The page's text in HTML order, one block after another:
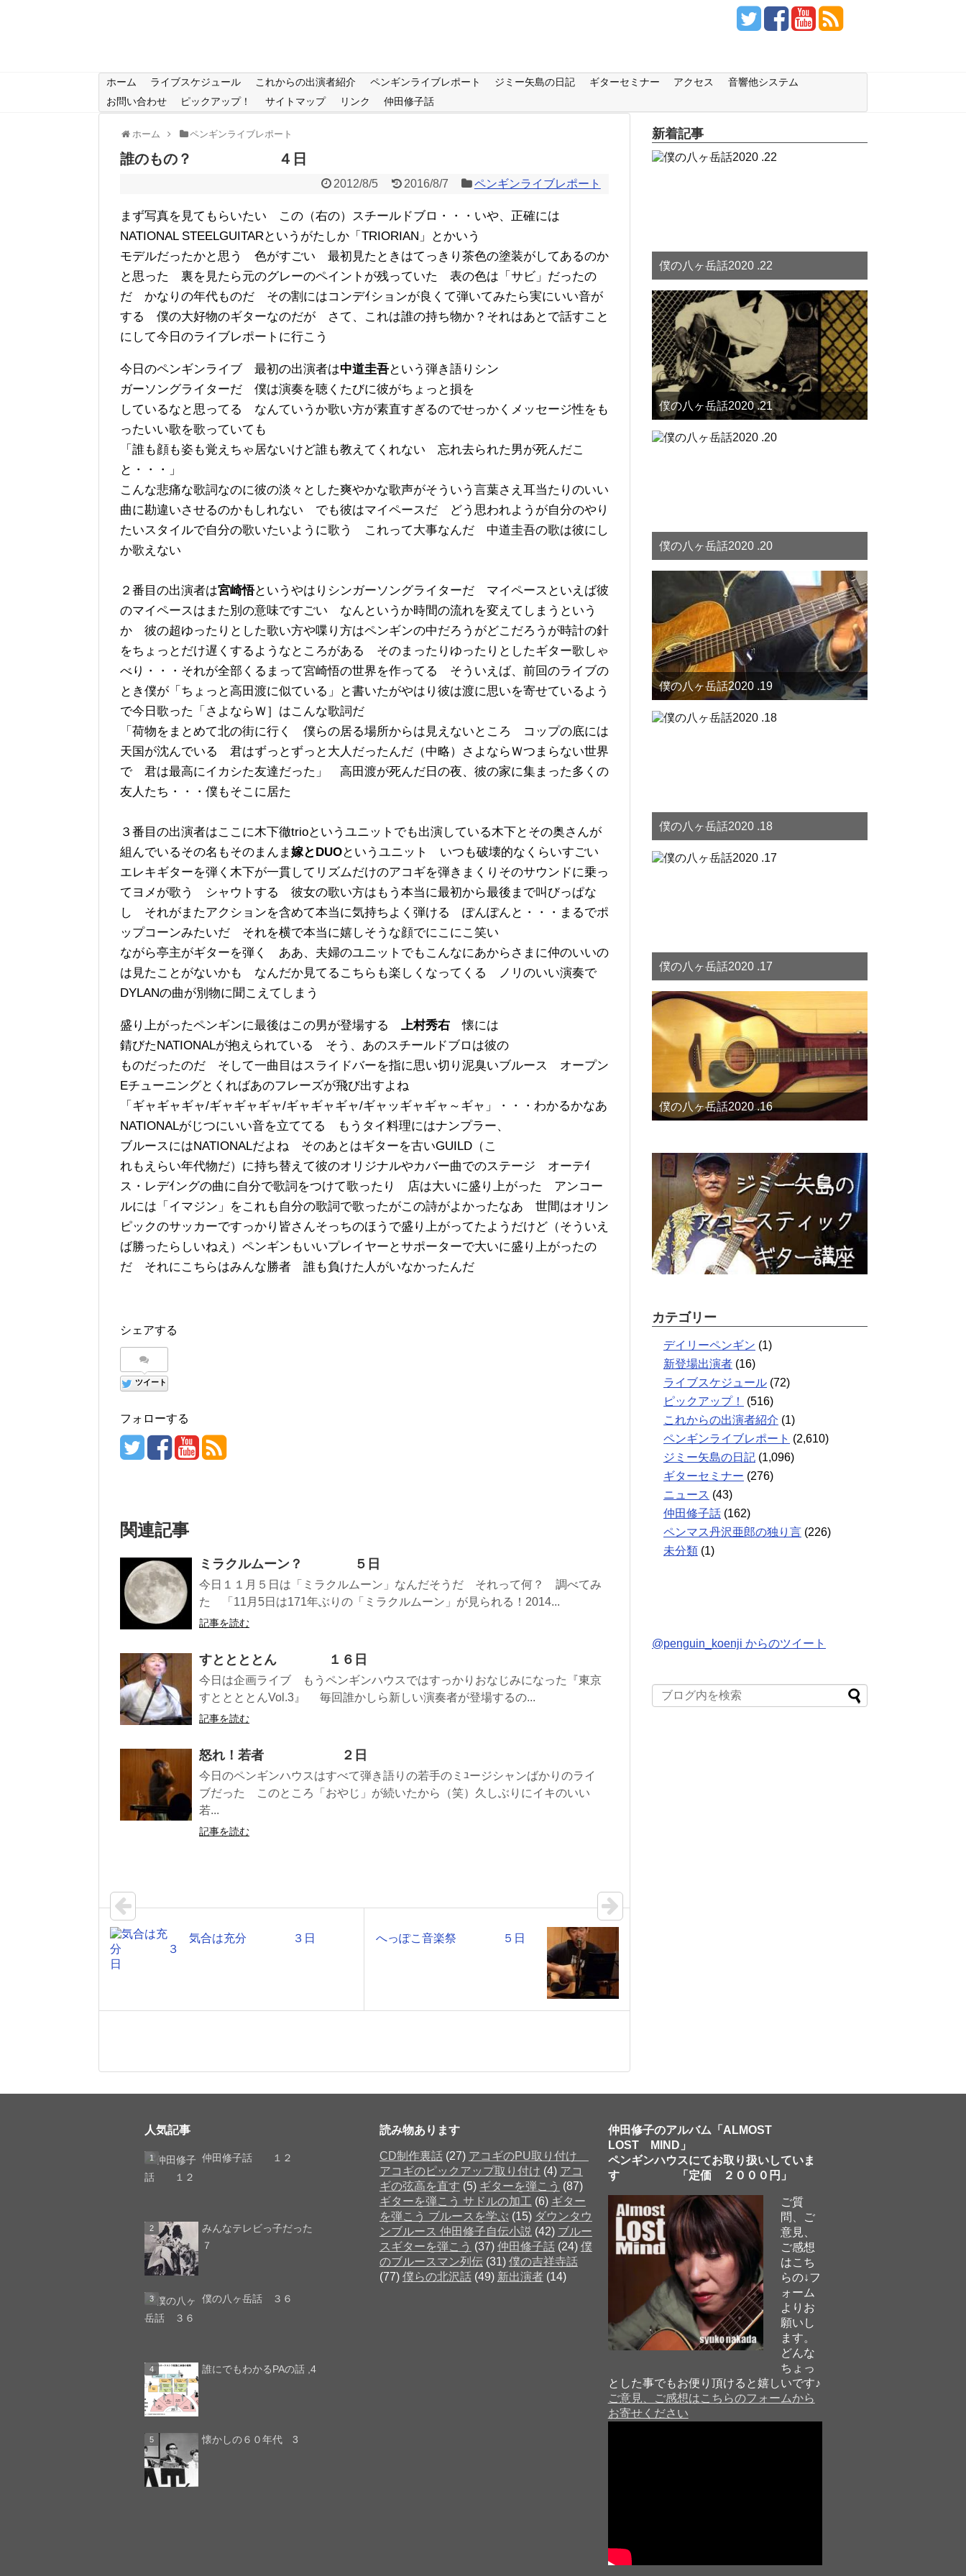
ホーム ライブスケジュール これからの出演者紹介 ペンギンライブレポート ジミー矢島の日記 ギターセミナー アクセス
音響他システム
お問い合わせ
ピックアップ！ サイトマップ リンク 仲田修子話
ホーム ペンギンライブレポート
誰のもの？ ４日
2012/8/5 2016/8/7 ペンギンライブレポート
まず写真を見てもらいたい この（右の）スチールドブロ・・・いや、正確には
NATIONAL STEELGUITARというがたしか「TRIORIAN」とかいう
モデルだったかと思う 色がすごい 最初見たときはてっきり茶色の塗装がしてあるのか
と思った 裏を見たら元のグレーのペイントが残っていた 表の色は「サビ」だったの
だ かなりの年代ものだ その割にはコンデｲションが良くて弾いてみたら実にいい音が
する 僕の大好物のギターなのだが さて、これは誰の持ち物か？それはあとで話すこと
にして今日のライブレポートに行こう
今日のペンギンライブ 最初の出演者は中道圭吾という弾き語りシン
ガーソングライターだ 僕は演奏を聴くたびに彼がちょっと損を
しているなと思ってる なんていうか歌い方が素直すぎるのでせっかくメッセージ性をも
ったいい歌を歌っていても
「誰も顔も姿も覚えちゃ居ないけど誰も教えてくれない 忘れ去られた男が死んだこ
と・・・」
こんな悲痛な歌詞なのに彼の淡々とした爽やかな歌声がそういう言葉さえ耳当たりのいい
曲に勘違いさせるのかもしれない でも彼はマイペースだ どう思われようが自分のやり
たいスタイルで自分の歌いたいように歌う これって大事なんだ 中道圭吾の歌は彼にし
か歌えない
２番目の出演者は宮崎悟というやはりシンガーソングライターだ マイペースといえば彼
のマイペースはまた別の意味ですごい なんというか時間の流れを変えてしまうという
か 彼の超ゆったりとした歌い方や喋り方はペンギンの中だろうがどこだろうが時計の針
をちょっとだけ遅くするようなところがある そのまったりゆったりとしたギター歌しゃ
べり・・・それが全部くるまって宮崎悟の世界を作ってる そういえば、前回のライブの
とき僕が「ちょっと高田渡に似ている」と書いたがやはり彼は渡に思いを寄せているよう
で今日歌った「さよならＷ］はこんな歌詞だ
「荷物をまとめて北の街に行く 僕らの居る場所からは見えないところ コップの底には
天国が沈んでいる 君はずっとずっと大人だったんだ（中略）さよならＷつまらない世界
で 君は最高にイカシた友達だった」 高田渡が死んだ日の夜、彼の家に集まった多くの
友人たち・・・僕もそこに居た
３番目の出演者はここに木下徹trioというユニットでも出演している木下とその奥さんが
組んでいるその名もそのまんま 嫁とDUOというユニット いつも破壊的なくらいすごい
エレキギターを弾く木下が一貫してリズムだけのアコギを弾きまくりそのサウンドに乗っ
てヨメが歌う シャウトする 彼女の歌い方はもう本当に最初から最後まで叫びっぱな
し それがまたアクションを含めて本当に気持ちよく弾ける ぽんぽんと・・・まるでポ
ップコーンみたいだ それを横で本当に嬉しそうな顔でにこにこ笑い
ながら亭主がギターを弾く ああ、夫婦のユニットでもこんなにあからさまに仲のいいの
は見たことがないかも なんだか見てるこちらも楽しくなってくる ノリのいい演奏で
DYLANの曲が別物に聞こえてしまう
盛り上がったペンギンに最後はこの男が登場する 上村秀右 懐には
錆びたNATIONALが抱えられている そう、あのスチールドブロは彼の
ものだったのだ そして一曲目はスライドバーを指に思い切り泥臭いブルース オープン
Eチューニングとくればあのフレーズが飛び出すよね
「ギャギャギャ/ギャギャギャ/ギャギャギャ/ギャッギャギャ～ギャ」・・・わかるかなあ
NATIONALがじつにいい音を立ててる もうタイ料理にはナンプラー、
ブルースにはNATIONALだよね そのあとはギターを古いGUILD（こ
れもえらい年代物だ）に持ち替えて彼のオリジナルやカバー曲でのステージ オーテｲ
ス・レデｲングの曲に自分で歌詞をつけて歌ったり 店は大いに盛り上がった アンコー
ルには「イマジン」をこれも自分の歌詞で歌ったがこの詩がよかったなあ 世間はオリン
ピックのサッカーですっかり皆さんそっちのほうで盛り上がってたようだけど（そういえ
ば勝ったらしいねえ）ペンギンもいいプレイヤーとサポーターで大いに盛り上がったの
だ それにこちらはみんな勝者 誰も負けた人がいなかったんだ
シェアする
ツイート
フォローする
関連記事
ミラクルムーン？ ５日
今日１１月５日は「ミラクルムーン」なんだそうだ それって何？ 調べてみ
た 「11月5日は171年ぶりの「ミラクルムーン」が見られる！2014...
記事を読む
すととととん １６日
今日は企画ライブ もうペンギンハウスではすっかりおなじみになった『東京
すととととんVol.3』 毎回誰かしら新しい演奏者が登場するの...
記事を読む
怒れ！若者 ２日
今日のペンギンハウスはすべて弾き語りの若手のミﾕージシャンばかりのライ
ブだった このところ「おやじ」が続いたから（笑）久しぶりにイキのいい
若...
記事を読む
気合は充分 ３日 へっぽこ音楽祭 ５日
新着記事
僕の八ヶ岳話2020 .22
僕の八ヶ岳話2020 .21
僕の八ヶ岳話2020 .20
僕の八ヶ岳話2020 .19
僕の八ヶ岳話2020 .18
僕の八ヶ岳話2020 .17
僕の八ヶ岳話2020 .16
カテゴリー
デイリーペンギン (1)
新登場出演者 (16)
ライブスケジュール (72)
ピックアップ！
(516)
これからの出演者紹介 (1)
ペンギンライブレポート (2,610)
ジミー矢島の日記 (1,096)
ギターセミナー (276)
ニュース (43)
仲田修子話 (162)
ペンマス丹沢亜郎の独り言 (226)
未分類 (1)
@penguin_koenji からのツイート
人気記事
仲田修子話 １２
みんなテレビっ子だった
７
僕の八ヶ岳話 ３６
誰にでもわかるPAの話 ,4
懐かしの６０年代 3
読み物あります
CD制作裏話(27) アコギのPU取り付け
アコギのピックアップ取り付け (4) アコ
ギの弦高を直す (5) ギターを弾こう (87)
ギターを弾こう サドルの加工 (6) ギター
を弾こう ブルースを学ぶ (15) ダウンタウ
ンブルース 仲田修子自伝小説 (42) ブルー
スギターを弾こう (37) 仲田修子話(24) 僕
のブルースマン列伝(31) 僕の吉祥寺話
(77) 僕らの北沢話(49) 新出演者(14)
仲田修子のアルバム「ALMOST
LOST MIND」
ペンギンハウスにてお取り扱いしていま
す 「定価 ２０００円」
ご質
問、ご
意見、
ご感想
はこち
らの↓フ
ォーム
よりお
願いし
ます。
どんな
ちょっ
とした事でもお便り頂けると嬉しいです♪
ご意見、ご感想はこちらのフォームから
お寄せください